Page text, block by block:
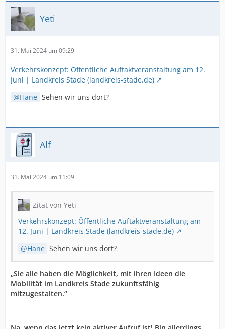
Yeti
31. Mai 2024 um 09:29
Verkehrskonzept: Öffentliche Auftaktveranstaltung am 12.
Juni | Landkreis Stade (landkreis-stade.de)
Hane Sehen wir uns dort?
Alf
31. Mai 2024 um 11:09
Zitat von Yeti
Verkehrskonzept: Öffentliche Auftaktveranstaltung am
12. Juni | Landkreis Stade (landkreis-stade.de)
Hane Sehen wir uns dort?
„Sie alle haben die Möglichkeit, mit ihren Ideen die
Mobilität im Landkreis Stade zukunftsfähig
mitzugestalten.“